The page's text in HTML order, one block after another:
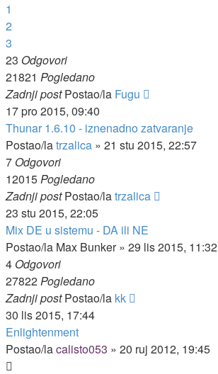
1
2
3
23 Odgovori
21821 Pogledano
Zadnji postPostao/la Fugu
17 pro 2015, 09:40
Thunar 1.6.10 - iznenadno zatvaranje
Postao/latrzalica » 21 stu 2015, 22:57
7 Odgovori
12015Pogledano
Zadnji postPostao/latrzalica
23 stu 2015, 22:05
Mix DE u sistemu - DA ili NE
Postao/la Max Bunker» 29 lis 2015, 11:32
4 Odgovori
27822Pogledano
Zadnji postPostao/la kk
30 lis 2015, 17:44
Enlightenment
Postao/lacalisto053 » 20 ruj 2012, 19:45